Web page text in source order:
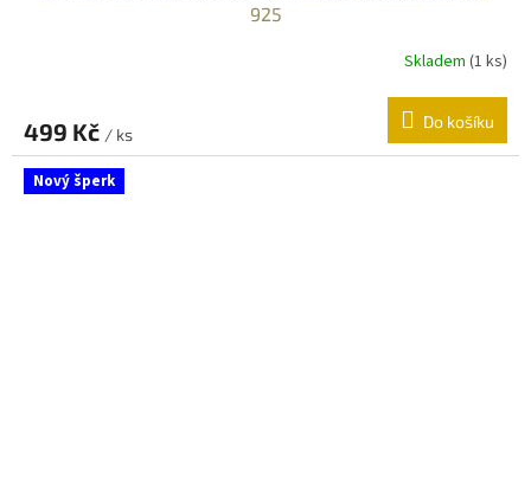
925
Skladem (1 ks)
499 Kč / ks
Do košíku
Nový šperk